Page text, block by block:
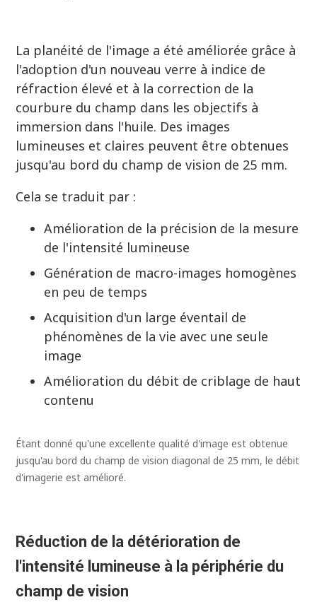
Étant donné qu'une excellente qualité d'image est obtenue
jusqu'au bord du champ de vision diagonal de 25 mm, le débit
d'imagerie est amélioré.
La planéité de l'image a été améliorée grâce à
l'adoption d'un nouveau verre à indice de
réfraction élevé et à la correction de la
courbure du champ dans les objectifs à
immersion dans l'huile. Des images
lumineuses et claires peuvent être obtenues
jusqu'au bord du champ de vision de 25 mm.
Cela se traduit par :
Amélioration de la précision de la mesure
de l'intensité lumineuse
Génération de macro-images homogènes
en peu de temps
Acquisition d'un large éventail de
phénomènes de la vie avec une seule
image
Amélioration du débit de criblage de haut
contenu
Réduction de la détérioration de
l'intensité lumineuse à la périphérie du
champ de vision